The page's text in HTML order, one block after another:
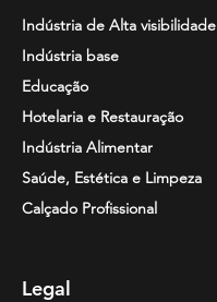
Indústria de Alta visibilidade
Indústria base
Educação
Hotelaria e Restauração
Indústria Alimentar
Saúde, Estética e Limpeza
Calçado Profissional
Legal